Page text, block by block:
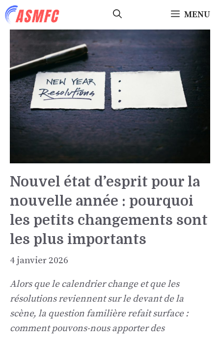
Aller
au
MENU
Nouvel état d’esprit pour la
nouvelle année : pourquoi
les petits changements sont
les plus importants
4 janvier 2026
Alors que le calendrier change et que les
résolutions reviennent sur le devant de la
scène, la question familière refait surface :
comment pouvons-nous apporter des